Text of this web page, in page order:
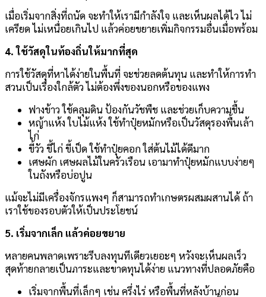
เมื่อเริ่มจากสิ่งที่ถนัด จะทำให้เรามีกำลังใจ และเห็นผลได้ไว ไม่
เครียด ไม่เหนื่อยเกินไป แล้วค่อยขยายเพิ่มกิจกรรมอื่นเมื่อพร้อม
4. ใช้วัสดุในท้องถิ่นให้มากที่สุด
การใช้วัสดุที่หาได้ง่ายในพื้นที่ จะช่วยลดต้นทุน และทำให้การทำ
สวนเป็นเรื่องใกล้ตัว ไม่ต้องพึ่งของนอกหรือของแพง
ฟางข้าว ใช้คลุมดิน ป้องกันวัชพืช และช่วยเก็บความชื้น
หญ้าแห้ง ใบไม้แห้ง ใช้ทำปุ๋ยหมักหรือเป็นวัสดุรองพื้นเล้า
ไก่
ขี้วัว ขี้ไก่ ขี้เป็ด ใช้ทำปุ๋ยคอก ใส่ต้นไม้ได้ดีมาก
เศษผัก เศษผลไม้ในครัวเรือน เอามาทำปุ๋ยหมักแบบง่ายๆ
ในถังหรือบ่อปูน
แม้จะไม่มีเครื่องจักรแพงๆ ก็สามารถทำเกษตรผสมผสานได้ ถ้า
เราใช้ของรอบตัวให้เป็นประโยชน์
5. เริ่มจากเล็ก แล้วค่อยขยาย
หลายคนพลาดเพราะรีบลงทุนทีเดียวเยอะๆ หวังจะเห็นผลเร็ว
สุดท้ายกลายเป็นภาระและขาดทุนได้ง่าย แนวทางที่ปลอดภัยคือ
เริ่มจากพื้นที่เล็กๆ เช่น ครึ่งไร่ หรือพื้นที่หลังบ้านก่อน